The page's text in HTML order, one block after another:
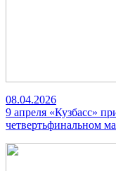
08.04.2026
9 апреля «Кузбасс»
четвертьфинальном